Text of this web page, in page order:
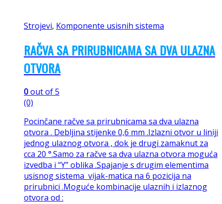
Strojevi, Komponente usisnih sistema
RAČVA SA PRIRUBNICAMA SA DVA ULAZNA
OTVORA
0out of 5
(0)
Pocinčane račve sa prirubnicama sa dva ulazna
otvora . Debljina stijenke 0,6 mm .Izlazni otvor u liniji
jednog ulaznog otvora , dok je drugi zamaknut za
cca 20 °.Samo za račve sa dva ulazna otvora moguća
izvedba i “Y” oblika .Spajanje s drugim elementima
usisnog sistema vijak-matica na 6 pozicija na
prirubnici .Moguće kombinacije ulaznih i izlaznog
otvora od :